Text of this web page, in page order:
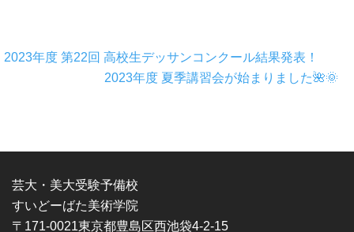
2023年度 第22回 高校生デッサンコンクール結果発表！
2023年度 夏季講習会が始まりました🌺🌞
芸大・美大受験予備校
すいどーばた美術学院
〒171-0021東京都豊島区西池袋4-2-15